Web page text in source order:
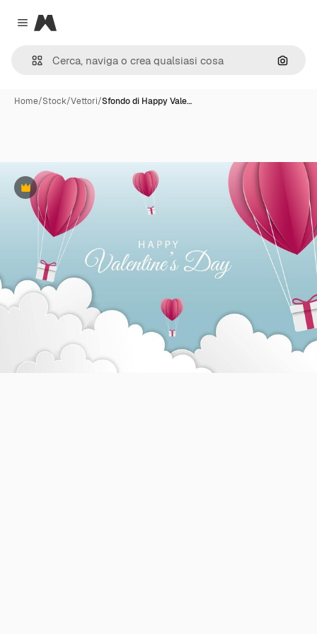
Close menu
Magnific
Cerca
Home/Stock/Vettori/Sfondo di Happy Vale…
Premium